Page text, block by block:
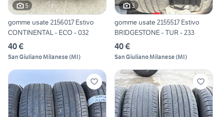
5
gomme usate 2156017 Estivo
CONTINENTAL - ECO - 032
40 €
San Giuliano Milanese(MI)
3
gomme usate 2155517 Estivo
BRIDGESTONE - TUR - 233
40 €
San Giuliano Milanese(MI)